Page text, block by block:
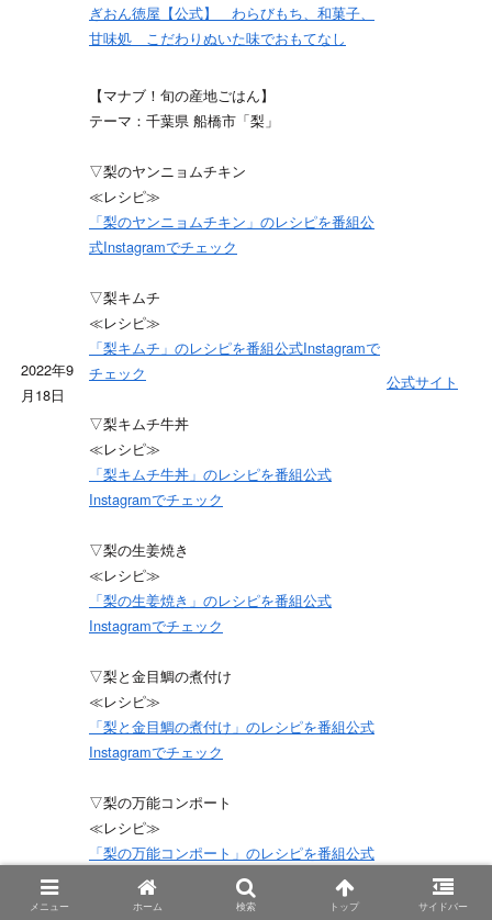
2022年9
月18日
ぎおん徳屋【公式】 わらびもち、和菓子、
甘味処 こだわりぬいた味でおもてなし
公式サイト
【マナブ！旬の産地ごはん】
テーマ：千葉県 船橋市「梨」
▽梨のヤンニョムチキン
≪レシピ≫
「梨のヤンニョムチキン」のレシピを番組公
式Instagramでチェック
▽梨キムチ
≪レシピ≫
「梨キムチ」のレシピを番組公式Instagramで
チェック
▽梨キムチ牛丼
≪レシピ≫
「梨キムチ牛丼」のレシピを番組公式
Instagramでチェック
▽梨の生姜焼き
≪レシピ≫
「梨の生姜焼き」のレシピを番組公式
Instagramでチェック
▽梨と金目鯛の煮付け
≪レシピ≫
「梨と金目鯛の煮付け」のレシピを番組公式
Instagramでチェック
▽梨の万能コンポート
≪レシピ≫
「梨の万能コンポート」のレシピを番組公式
Instagramでチェック
メニュー ホーム 検索 トップ サイドバー